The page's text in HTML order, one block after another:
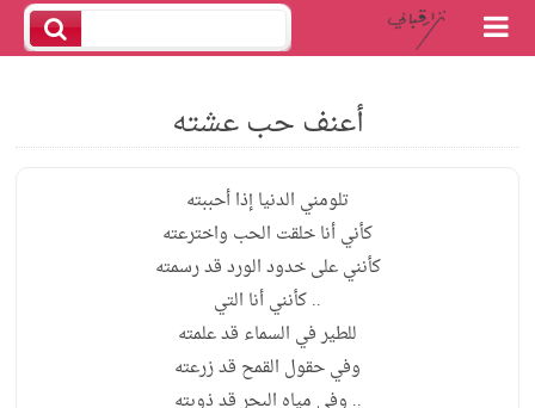
أعنف حب عشته
تلومني الدنيا إذا أحببته
كأني أنا خلقت الحب واخترعته
كأنني على خدود الورد قد رسمته
.. كأنني أنا التي
للطير في السماء قد علمته
وفي حقول القمح قد زرعته
.. وفي مياه البحر قد ذوبته